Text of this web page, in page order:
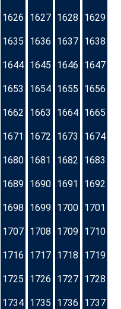
1626 1627 1628 1629
1635 1636 1637 1638
1644 1645 1646 1647
1653 1654 1655 1656
1662 1663 1664 1665
1671 1672 1673 1674
1680 1681 1682 1683
1689 1690 1691 1692
1698 1699 1700 1701
1707 1708 1709 1710
1716 1717 1718 1719
1725 1726 1727 1728
1734 1735 1736 1737